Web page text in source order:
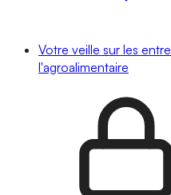
Votre veille sur les
l'agroalimentaire